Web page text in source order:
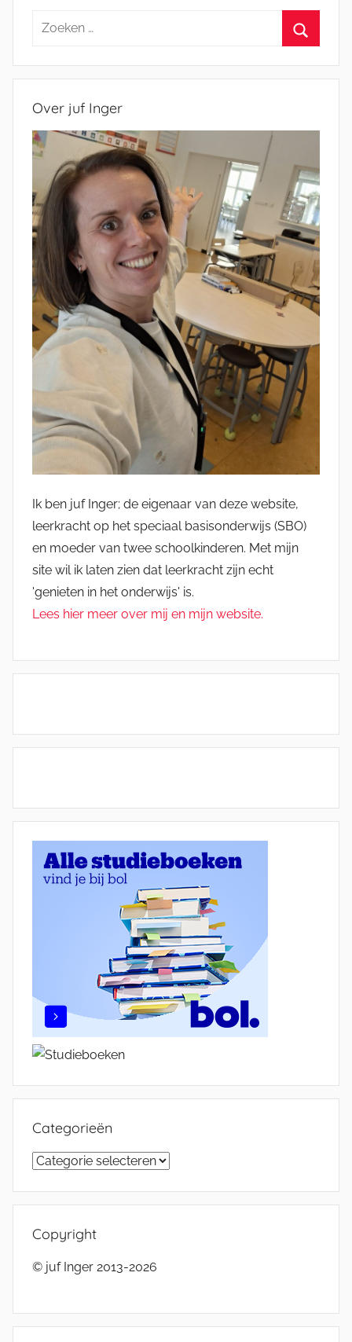
Zoeken
Over juf Inger
Ik ben juf Inger; de eigenaar van deze website,
leerkracht op het speciaal basisonderwijs (SBO)
en moeder van twee schoolkinderen. Met mijn
site wil ik laten zien dat leerkracht zijn echt
'genieten in het onderwijs' is.
Lees hier meer over mij en mijn website.
Categorieën
Categorieën
Copyright
© juf Inger 2013-2026